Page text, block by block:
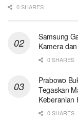
0 SHARES
Samsung
Kamera
0 SHARES
Prabowo
Tegaskan
Keberanian
0 SHARES